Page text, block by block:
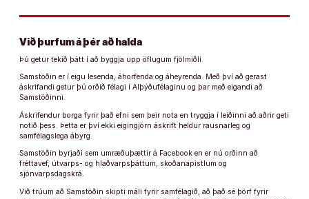
Við þurfum á þér að halda
Þú getur tekið þátt í að byggja upp öflugum fjölmiðli.
Samstöðin er í eigu lesenda, áhorfenda og áheyrenda. Með því að gerast
áskrifandi getur þú orðið félagi í Alþýðufélaginu og þar með eigandi að
Samstöðinni.
Áskrifendur borga fyrir það efni sem þeir nota en tryggja í leiðinni að aðrir geti
notið þess. Þetta er því ekki eigingjörn áskrift heldur rausnarleg og
samfélagslega ábyrg.
Samstöðin byrjaði sem umræðuþættir á Facebook en er nú orðinn að
fréttavef, útvarps- og hlaðvarpsþáttum, skoðanapistlum og
sjónvarpsdagskrá.
Við trúum að Samstöðin skipti máli fyrir samfélagið, að það sé þörf fyrir